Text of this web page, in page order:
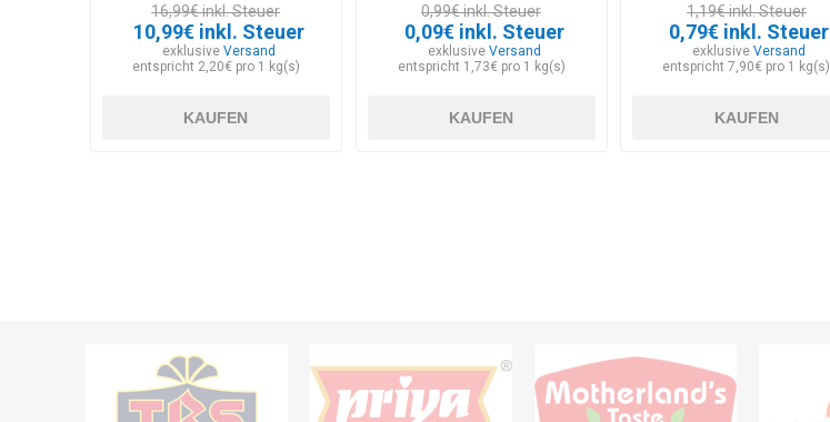
16,99€ inkl. Steuer
10,99€ inkl. Steuer
exklusive Versand
entspricht 2,20€ pro 1 kg(s)
KAUFEN
0,99€ inkl. Steuer
0,09€ inkl. Steuer
exklusive Versand
entspricht 1,73€ pro 1 kg(s)
KAUFEN
1,19€ inkl. Steuer
0,79€ inkl. Steuer
exklusiveVersand
entspricht 7,90€ pro 1 kg(s)
KAUFEN